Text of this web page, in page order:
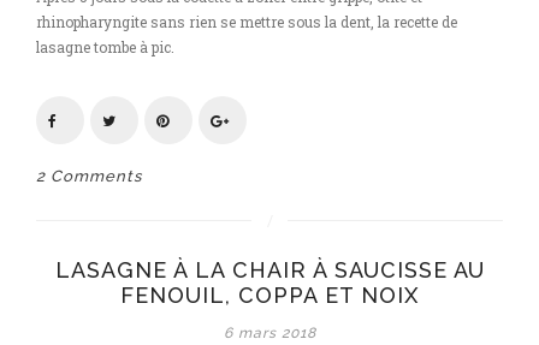
rhinopharyngite sans rien se mettre sous la dent, la recette de
lasagne tombe à pic.
2 Comments
LASAGNE À LA CHAIR À SAUCISSE AU
FENOUIL, COPPA ET NOIX
6 mars 2018